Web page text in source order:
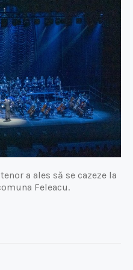
a ales să se cazeze la
Feleacu.